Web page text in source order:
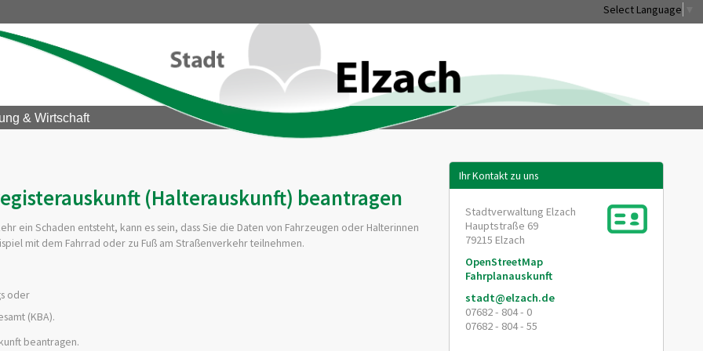
Select Language
& Wirtschaft
(Halterauskunft) beantragen
ein Schaden entsteht, kann es sein, dass Sie die Daten von Fahrzeugen oder Halterinnen
mit dem Fahrrad oder zu Fuß am Straßenverkehr teilnehmen.
oder
(KBA).
beantragen.
Ihr Kontakt zu uns
Stadtverwaltung Elzach
Hauptstraße 69
79215 Elzach
OpenStreetMap
Fahrplanauskunft
stadt@elzach.de
07682 - 804 - 0
07682 - 804 - 55